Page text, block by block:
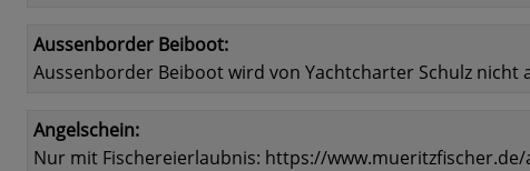
Aussenborder Beiboot:
Aussenborder Beiboot wird von Yachtcharter Schulz nicht
Angelschein:
Nur mit Fischereierlaubnis: https://